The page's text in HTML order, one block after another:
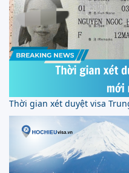
Thời gian xét duyệt visa